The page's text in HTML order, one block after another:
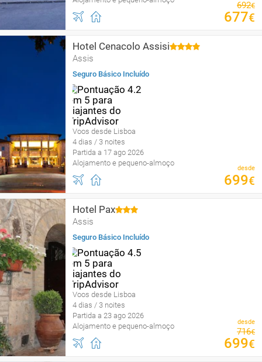
692€
677€
Hotel Cenacolo Assisi
Assis
Seguro Básico Incluído
Voos desde Lisboa
4 dias / 3 noites
Partida a 17 ago 2026
Alojamento e pequeno-almoço
desde
699€
Hotel Pax
Assis
Seguro Básico Incluído
Voos desde Lisboa
4 dias / 3 noites
Partida a 23 ago 2026
Alojamento e pequeno-almoço
desde
716€
699€